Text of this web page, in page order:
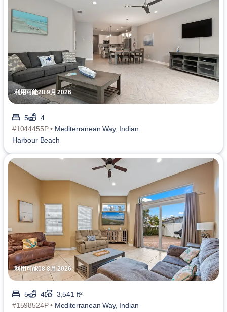
利用可能28 9月 2026
5
4
#1044455P • Mediterranean Way, Indian
Harbour Beach
利用可能08 8月 2026
5 4
3,541 ft²
#1598524P • Mediterranean Way, Indian